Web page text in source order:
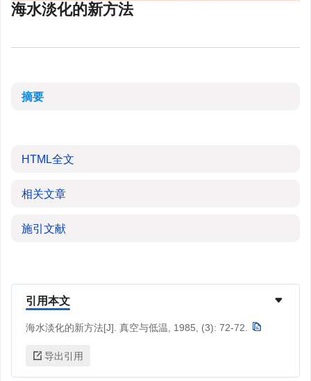
海水淡化的新方法
摘要
HTML全文
相关文章
施引文献
引用本文
海水淡化的新方法[J]. 真空与低温, 1985, (3): 72-72.
导出引用